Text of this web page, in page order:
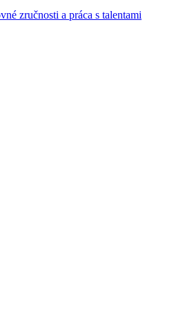
zručnosti a práca s talentami